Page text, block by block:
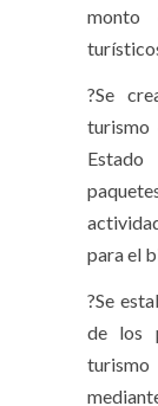
monto
?Se
turismo
para el
?Se
de los